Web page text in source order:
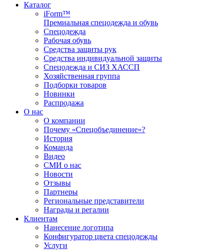
Каталог
iForm™
Премиальная спецодежда и обувь
Спецодежда
Рабочая обувь
Средства защиты рук
Средства индивидуальной защиты
Спецодежда и СИЗ ХАССП
Хозяйственная группа
Подборки товаров
Новинки
Распродажа
О нас
О компании
Почему «Спецобъединение»?
История
Команда
Видео
СМИ о нас
Новости
Отзывы
Партнеры
Региональные представители
Награды и регалии
Клиентам
Нанесение логотипа
Конфигуратор цвета спецодежды
Услуги